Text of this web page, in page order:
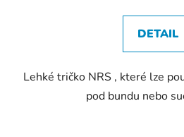
DETAIL
Lehké tričko NRS , které lze
pod bundu nebo